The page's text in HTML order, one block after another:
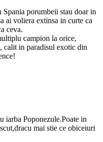
porumbeii stau doar in
ai voliera extinsa in curte ca
ceva.
campion la orice,
calit in paradisul exotic din
iarba Poponezule.Poate in
mai stie ce obiceiuri